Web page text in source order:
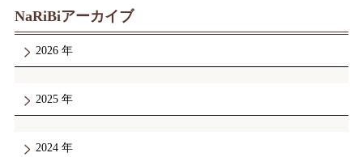
NaRiBiアーカイブ
2026
2025
2024